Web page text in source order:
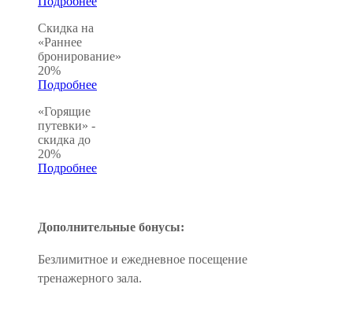
Скидка на
«Раннее
бронирование»
20%
Подробнее
«Горящие
путевки» -
скидка до
20%
Подробнее
Дополнительные бонусы:
Безлимитное и ежедневное посещение
тренажерного зала.